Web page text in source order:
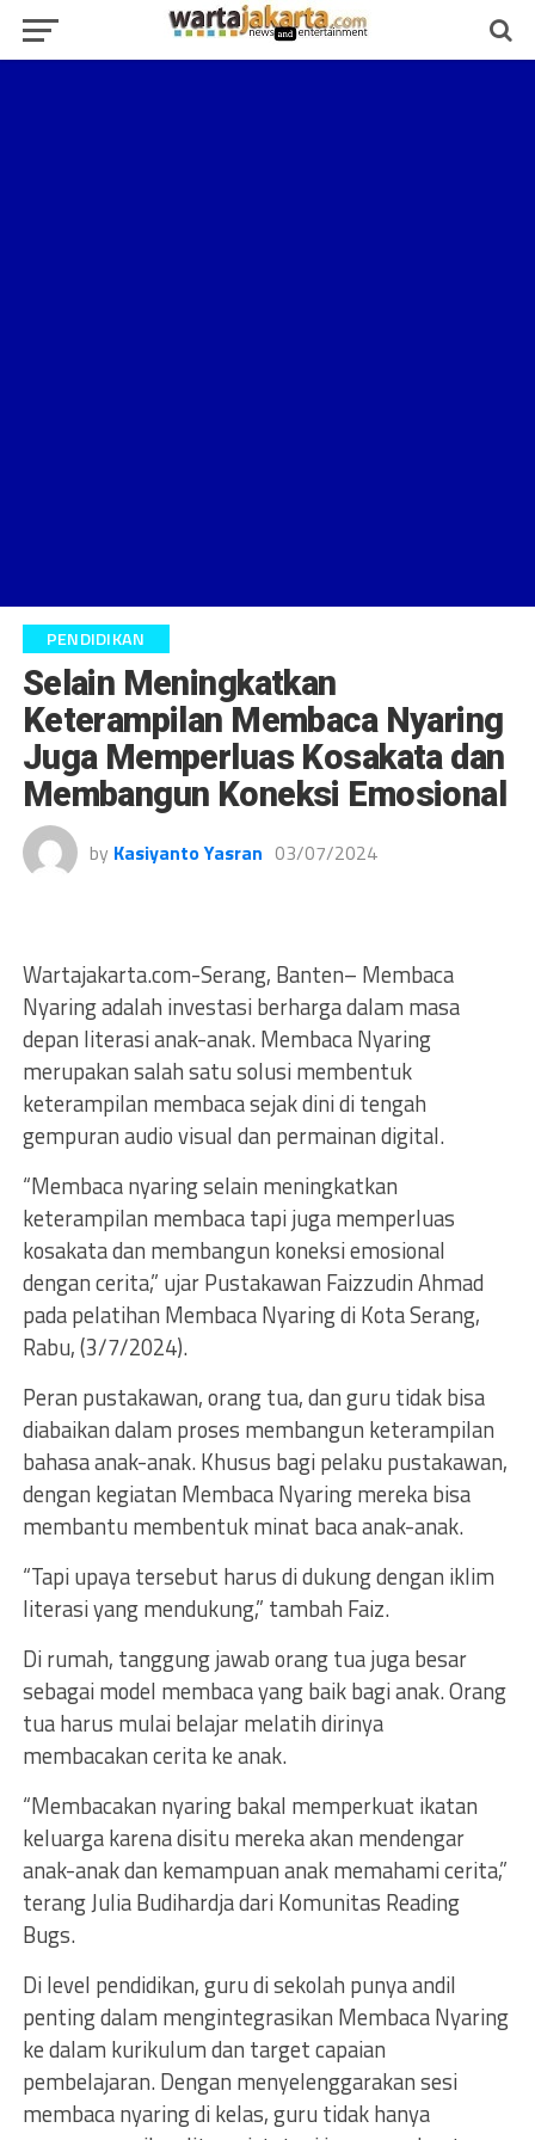
PENDIDIKAN
Selain Meningkatkan
Keterampilan Membaca Nyaring
Juga Memperluas Kosakata dan
Membangun Koneksi Emosional
by Kasiyanto Yasran 03/07/2024
Wartajakarta.com-Serang, Banten– Membaca
Nyaring adalah investasi berharga dalam masa
depan literasi anak-anak. Membaca Nyaring
merupakan salah satu solusi membentuk
keterampilan membaca sejak dini di tengah
gempuran audio visual dan permainan digital.
“Membaca nyaring selain meningkatkan
keterampilan membaca tapi juga memperluas
kosakata dan membangun koneksi emosional
dengan cerita,” ujar Pustakawan Faizzudin Ahmad
pada pelatihan Membaca Nyaring di Kota Serang,
Rabu, (3/7/2024).
Peran pustakawan, orang tua, dan guru tidak bisa
diabaikan dalam proses membangun keterampilan
bahasa anak-anak. Khusus bagi pelaku pustakawan,
dengan kegiatan Membaca Nyaring mereka bisa
membantu membentuk minat baca anak-anak.
“Tapi upaya tersebut harus di dukung dengan iklim
literasi yang mendukung,” tambah Faiz.
Di rumah, tanggung jawab orang tua juga besar
sebagai model membaca yang baik bagi anak. Orang
tua harus mulai belajar melatih dirinya
membacakan cerita ke anak.
“Membacakan nyaring bakal memperkuat ikatan
keluarga karena disitu mereka akan mendengar
anak-anak dan kemampuan anak memahami cerita,”
terang Julia Budihardja dari Komunitas Reading
Bugs.
Di level pendidikan, guru di sekolah punya andil
penting dalam mengintegrasikan Membaca Nyaring
ke dalam kurikulum dan target capaian
pembelajaran. Dengan menyelenggarakan sesi
membaca nyaring di kelas, guru tidak hanya